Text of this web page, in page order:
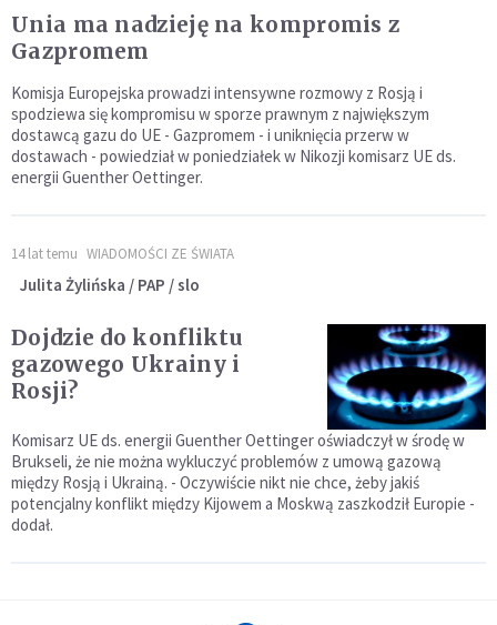
Unia ma nadzieję na kompromis z
Gazpromem
Komisja Europejska prowadzi intensywne rozmowy z Rosją i
spodziewa się kompromisu w sporze prawnym z największym
dostawcą gazu do UE - Gazpromem - i uniknięcia przerw w
dostawach - powiedział w poniedziałek w Nikozji komisarz UE ds.
energii Guenther Oettinger.
14 lat temu WIADOMOŚCI ZE ŚWIATA
Julita Żylińska / PAP / slo
Dojdzie do konfliktu
gazowego Ukrainy i
Rosji?
Komisarz UE ds. energii Guenther Oettinger oświadczył w środę w
Brukseli, że nie można wykluczyć problemów z umową gazową
między Rosją i Ukrainą. - Oczywiście nikt nie chce, żeby jakiś
potencjalny konflikt między Kijowem a Moskwą zaszkodził Europie -
dodał.